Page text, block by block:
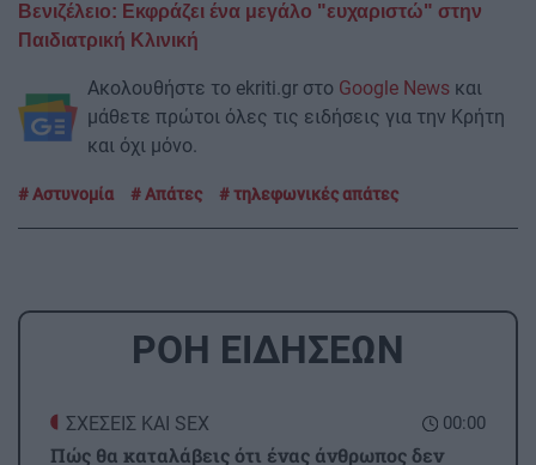
Βενιζέλειο: Εκφράζει ένα μεγάλο "ευχαριστώ" στην
Παιδιατρική Κλινική
Ακολουθήστε το ekriti.gr στο Google News και
μάθετε πρώτοι όλες τις ειδήσεις για την Κρήτη
και όχι μόνο.
Αστυνομία Απάτες τηλεφωνικές απάτες
ΡΟΗ ΕΙΔΗΣΕΩΝ
00:00
ΣΧΕΣΕΙΣ ΚΑΙ SEX
Πώς θα καταλάβεις ότι ένας άνθρωπος δεν